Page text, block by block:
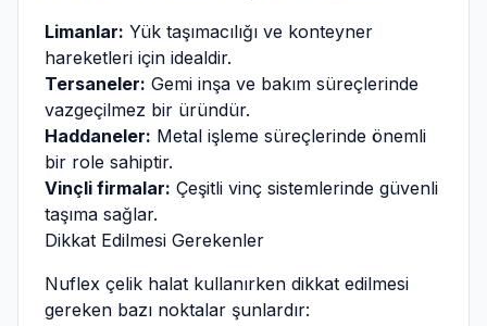
Limanlar: Yük taşımacılığı ve konteyner
hareketleri için idealdir.
Tersaneler: Gemi inşa ve bakım süreçlerinde
vazgeçilmez bir üründür.
Haddaneler: Metal işleme süreçlerinde önemli
bir role sahiptir.
Vinçli firmalar: Çeşitli vinç sistemlerinde güvenli
taşıma sağlar.
Dikkat Edilmesi Gerekenler
Nuflex çelik halat kullanırken dikkat edilmesi
gereken bazı noktalar şunlardır: